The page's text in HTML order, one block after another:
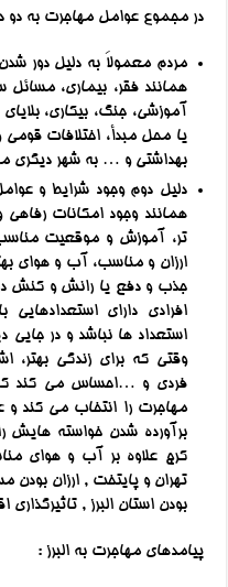
در مجموع عوامل مهاجرت به
مردم معمولاَ به دلیل دور
همانند فقر، بیماری،
آموزشی، جنگ، بیکاری،
یا محل مبدأ، اختلافات
بهداشتی و … به شهر دیگری
دلیل دوم وجود شرایط و
همانند وجود امکانات
تر، آموزش و موقعیت
ارزان و مناسب، آب و هوای
جذب و دفع یا رانش و کنش
افرادی دارای
استعداد ها نباشد و در جایی
وقتی که برای زندگی بهتر،
فردی و …احساس می کند که
مهاجرت را انتخاب می کند
برآورده شدن خواسته هایش
کرج علاوه بر آب و هوای
تهران و پایتخت , ارزان
بودن استان البرز ,
پیامدهای مهاجرت به البرز :